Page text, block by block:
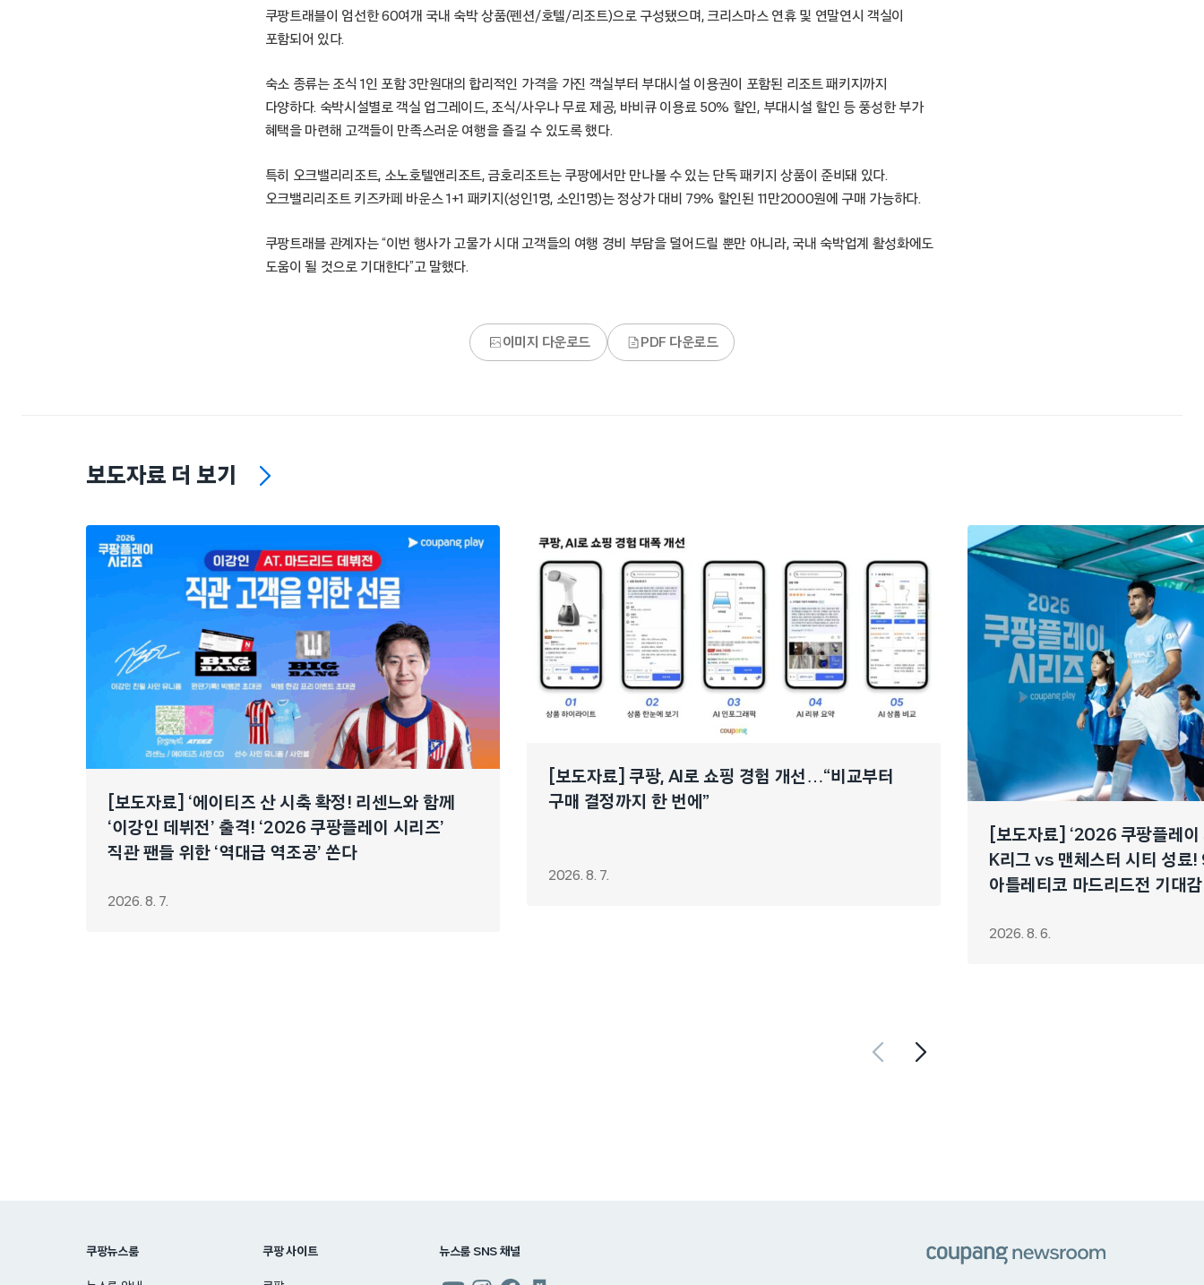
쿠팡트래블이 엄선한 60여개 국내 숙박 상품(펜션/호텔/리조트)으로 구성됐으며, 크리스마스 연휴 및 연말연시 객실이
포함되어 있다.
숙소 종류는 조식 1인 포함 3만원대의 합리적인 가격을 가진 객실부터 부대시설 이용권이 포함된 리조트 패키지까지
다양하다. 숙박시설별로 객실 업그레이드, 조식/사우나 무료 제공, 바비큐 이용료 50% 할인, 부대시설 할인 등 풍성한 부가
혜택을 마련해 고객들이 만족스러운 여행을 즐길 수 있도록 했다.
특히 오크밸리리조트, 소노호텔앤리조트, 금호리조트는 쿠팡에서만 만나볼 수 있는 단독 패키지 상품이 준비돼 있다.
오크밸리리조트 키즈카페 바운스 1+1 패키지(성인1명, 소인1명)는 정상가 대비 79% 할인된 11만2000원에 구매 가능하다.
쿠팡트래블 관계자는 “이번 행사가 고물가 시대 고객들의 여행 경비 부담을 덜어드릴 뿐만 아니라, 국내 숙박업계 활성화에도
도움이 될 것으로 기대한다”고 말했다.
이미지 다운로드 PDF 다운로드
보도자료 더 보기
[보도자료] ‘에이티즈 산 시축 확정! 리센느와 함께
‘이강인 데뷔전’ 출격! ‘2026 쿠팡플레이 시리즈’
직관 팬들 위한 ‘역대급 역조공’ 쏜다
2026. 8. 7.
[보도자료] 쿠팡, AI로 쇼핑 경험 개선…“비교부터
구매 결정까지 한 번에”
2026. 8. 7.
[보도자료] ‘2026 쿠팡플레이
K리그 vs 맨체스터 시티 성료!
아틀레티코 마드리드전 기대
2026. 8. 6.
쿠팡뉴스룸 쿠팡 사이트 뉴스룸 SNS 채널